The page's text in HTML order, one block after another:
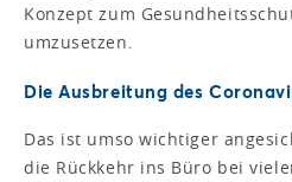
Konzept zum
umzusetzen.
Die Ausbreitung des
Das ist umso wichtiger
die Rückkehr ins Büro bei